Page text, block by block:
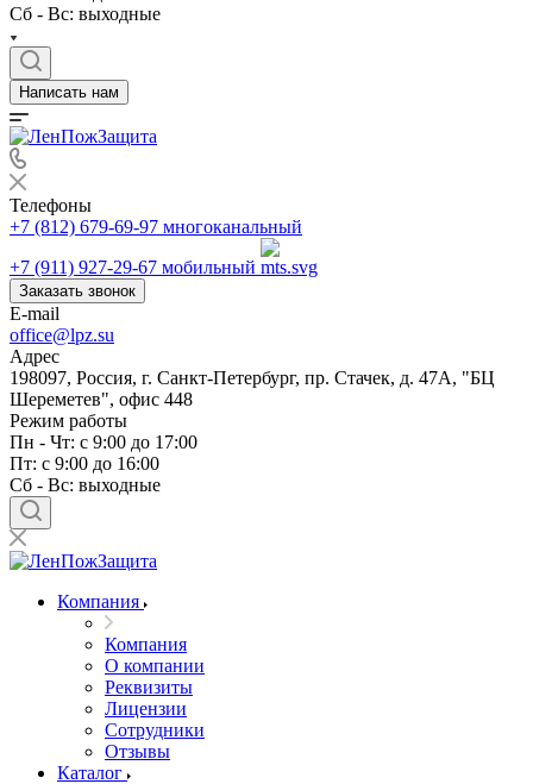
Сб - Вс: выходные
Написать нам
Телефоны
+7 (812) 679-69-97 многоканальный
+7 (911) 927-29-67 мобильный
Заказать звонок
E-mail
office@lpz.su
Адрес
198097, Россия, г. Санкт-Петербург, пр. Стачек, д. 47А, "БЦ
Шереметев", офис 448
Режим работы
Пн - Чт: с 9:00 до 17:00
Пт: с 9:00 до 16:00
Сб - Вс: выходные
Компания
Компания
О компании
Реквизиты
Лицензии
Сотрудники
Отзывы
Каталог